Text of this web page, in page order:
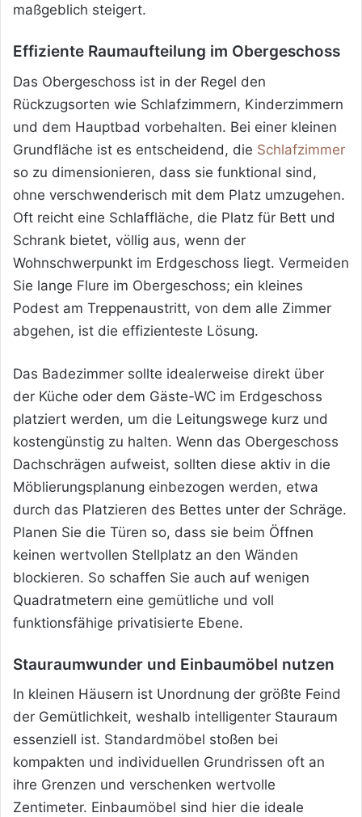
maßgeblich steigert.
Effiziente Raumaufteilung im Obergeschoss
Das Obergeschoss ist in der Regel den
Rückzugsorten wie Schlafzimmern, Kinderzimmern
und dem Hauptbad vorbehalten. Bei einer kleinen
Grundfläche ist es entscheidend, die Schlafzimmer
so zu dimensionieren, dass sie funktional sind,
ohne verschwenderisch mit dem Platz umzugehen.
Oft reicht eine Schlaffläche, die Platz für Bett und
Schrank bietet, völlig aus, wenn der
Wohnschwerpunkt im Erdgeschoss liegt. Vermeiden
Sie lange Flure im Obergeschoss; ein kleines
Podest am Treppenaustritt, von dem alle Zimmer
abgehen, ist die effizienteste Lösung.
Das Badezimmer sollte idealerweise direkt über
der Küche oder dem Gäste-WC im Erdgeschoss
platziert werden, um die Leitungswege kurz und
kostengünstig zu halten. Wenn das Obergeschoss
Dachschrägen aufweist, sollten diese aktiv in die
Möblierungsplanung einbezogen werden, etwa
durch das Platzieren des Bettes unter der Schräge.
Planen Sie die Türen so, dass sie beim Öffnen
keinen wertvollen Stellplatz an den Wänden
blockieren. So schaffen Sie auch auf wenigen
Quadratmetern eine gemütliche und voll
funktionsfähige privatisierte Ebene.
Stauraumwunder und Einbaumöbel nutzen
In kleinen Häusern ist Unordnung der größte Feind
der Gemütlichkeit, weshalb intelligenter Stauraum
essenziell ist. Standardmöbel stoßen bei
kompakten und individuellen Grundrissen oft an
ihre Grenzen und verschenken wertvolle
Zentimeter. Einbaumöbel sind hier die ideale